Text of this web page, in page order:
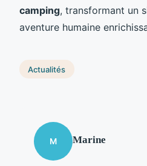
camping, transformant un
aventure humaine
Actualités
M Marine